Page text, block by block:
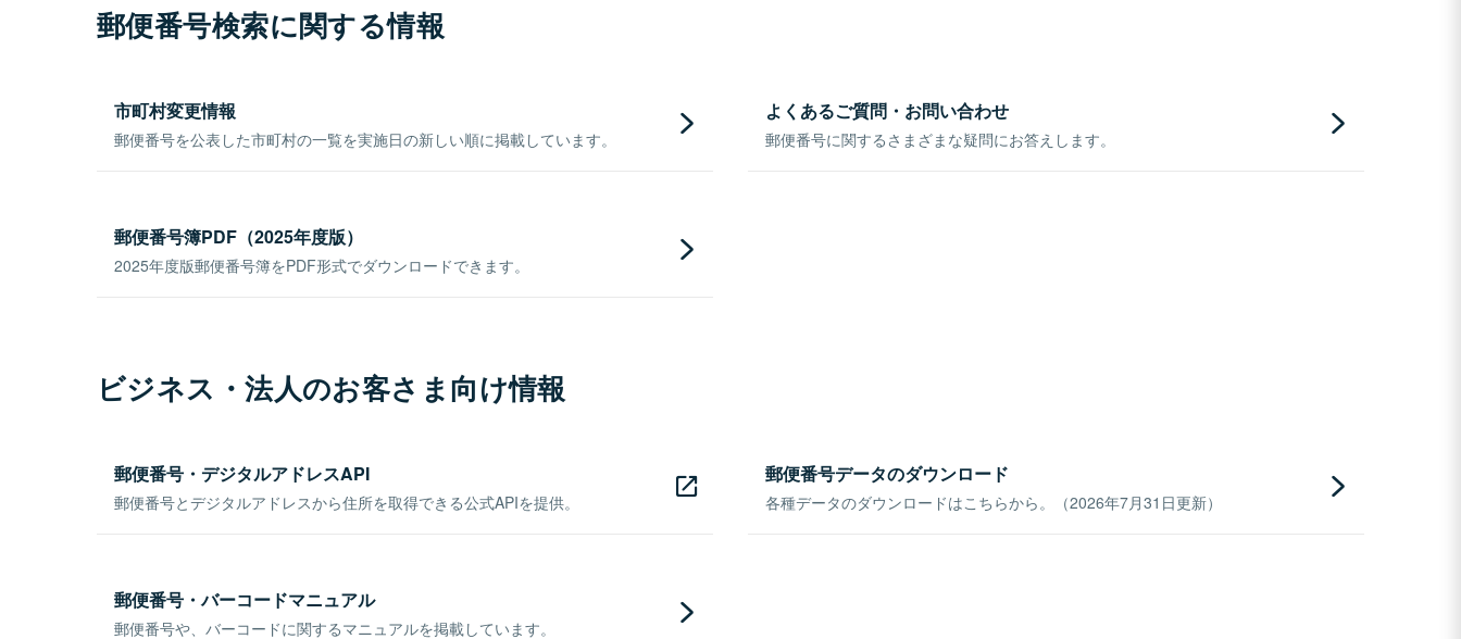
郵便番号検索に関する情報
市町村変更情報
郵便番号を公表した市町村の一覧を実施日の新しい順に掲載しています。
よくあるご質問・お問い合わせ
郵便番号に関するさまざまな疑問にお答えします。
郵便番号簿PDF（2025年度版）
2025年度版郵便番号簿をPDF形式でダウンロードできます。
ビジネス・法人のお客さま向け情報
郵便番号・デジタルアドレスAPI
郵便番号とデジタルアドレスから住所を取得できる公式APIを提供。
郵便番号データのダウンロード
各種データのダウンロードはこちらから。（2026年7月31日更新）
郵便番号・バーコードマニュアル
郵便番号や、バーコードに関するマニュアルを掲載しています。